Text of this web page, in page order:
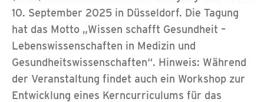
10. September 2025 in Düsseldorf. Die Tagung
hat das Motto „Wissen schafft Gesundheit –
Lebenswissenschaften in Medizin und
Gesundheitswissenschaften“. Hinweis: Während
der Veranstaltung findet auch ein Workshop zur
Entwicklung eines Kerncurriculums für das